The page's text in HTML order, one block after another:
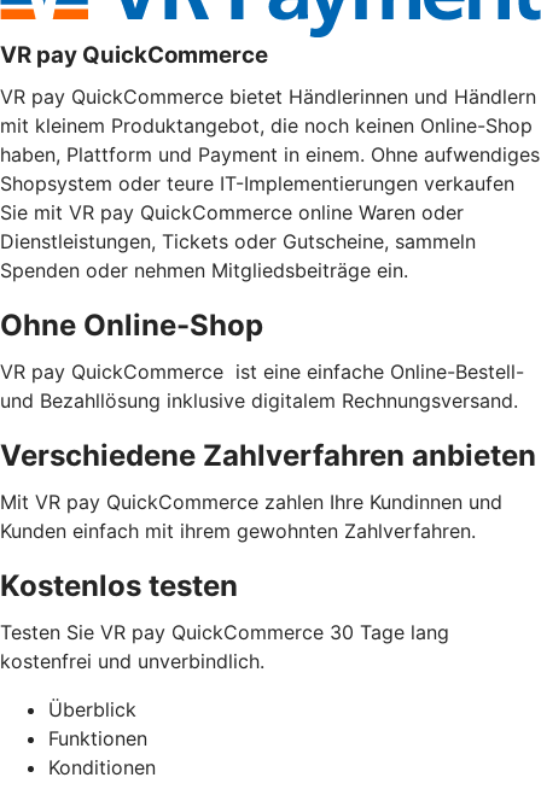
VR pay QuickCommerce
VR pay QuickCommerce bietet Händlerinnen und Händlern
mit kleinem Produktangebot, die noch keinen Online-Shop
haben, Plattform und Payment in einem. Ohne aufwendiges
Shopsystem oder teure IT-Implementierungen verkaufen
Sie mit VR pay QuickCommerce online Waren oder
Dienstleistungen, Tickets oder Gutscheine, sammeln
Spenden oder nehmen Mitgliedsbeiträge ein.
Ohne Online-Shop
VR pay QuickCommerce ist eine einfache Online-Bestell-
und Bezahllösung inklusive digitalem Rechnungsversand.
Verschiedene Zahlverfahren anbieten
Mit VR pay QuickCommerce zahlen Ihre Kundinnen und
Kunden einfach mit ihrem gewohnten Zahlverfahren.
Kostenlos testen
Testen Sie VR pay QuickCommerce 30 Tage lang
kostenfrei und unverbindlich.
Überblick
Funktionen
Konditionen